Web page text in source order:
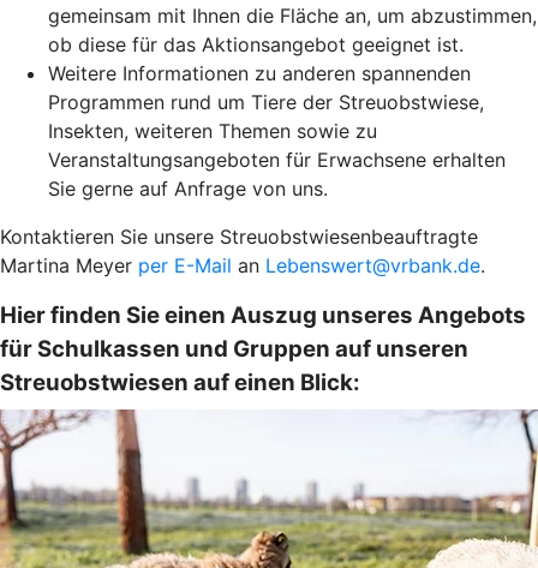
gemeinsam mit Ihnen die Fläche an, um abzustimmen,
ob diese für das Aktionsangebot geeignet ist.
Weitere Informationen zu anderen spannenden
Programmen rund um Tiere der Streuobstwiese,
Insekten, weiteren Themen sowie zu
Veranstaltungsangeboten für Erwachsene erhalten
Sie gerne auf Anfrage von uns.
Kontaktieren Sie unsere Streuobstwiesenbeauftragte
Martina Meyer per E-Mail an Lebenswert@vrbank.de.
Hier finden Sie einen Auszug unseres Angebots
für Schulkassen und Gruppen auf unseren
Streuobstwiesen auf einen Blick: